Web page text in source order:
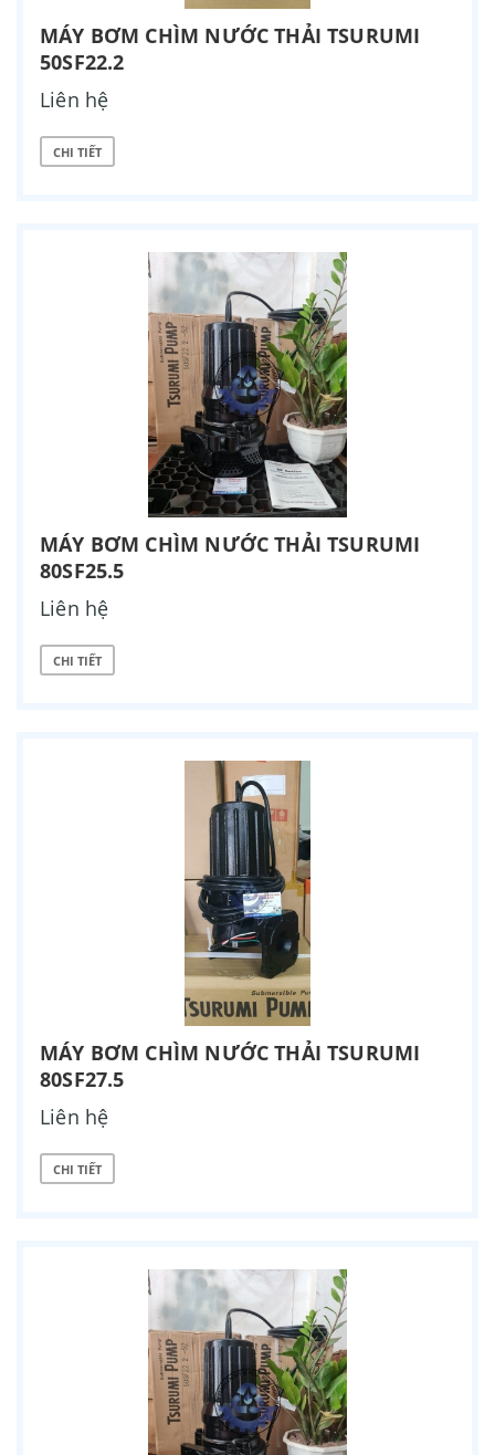
MÁY BƠM CHÌM NƯỚC THẢI TSURUMI
50SF22.2
Liên hệ
CHI TIẾT
MÁY BƠM CHÌM NƯỚC THẢI TSURUMI
80SF25.5
Liên hệ
CHI TIẾT
MÁY BƠM CHÌM NƯỚC THẢI TSURUMI
80SF27.5
Liên hệ
CHI TIẾT